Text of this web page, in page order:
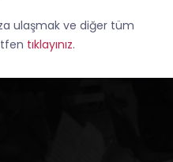
ulaşmak ve diğer tüm
tıklayınız.